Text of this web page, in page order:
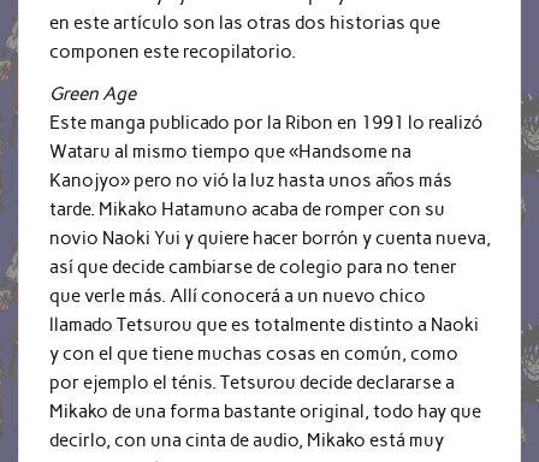
en este artículo son las otras dos historias que
componen este recopilatorio.
Green Age
Este manga publicado por la Ribon en 1991 lo realizó
Wataru al mismo tiempo que «Handsome na
Kanojyo» pero no vió la luz hasta unos años más
tarde. Mikako Hatamuno acaba de romper con su
novio Naoki Yui y quiere hacer borrón y cuenta nueva,
así que decide cambiarse de colegio para no tener
que verle más. Allí conocerá a un nuevo chico
llamado Tetsurou que es totalmente distinto a Naoki
y con el que tiene muchas cosas en común, como
por ejemplo el ténis. Tetsurou decide declararse a
Mikako de una forma bastante original, todo hay que
decirlo, con una cinta de audio, Mikako está muy